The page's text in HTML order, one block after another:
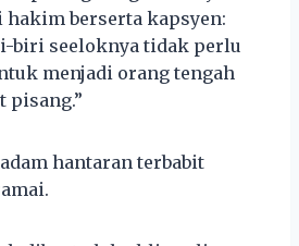
hakim berserta kapsyen:
biri seeloknya tidak perlu
menjadi orang tengah
pisang.”
hantaran terbabit